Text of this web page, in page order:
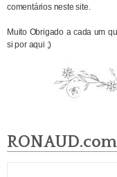
comentários neste site.
Muito Obrigado a cada um
si por aqui ;)
RONAUD.com